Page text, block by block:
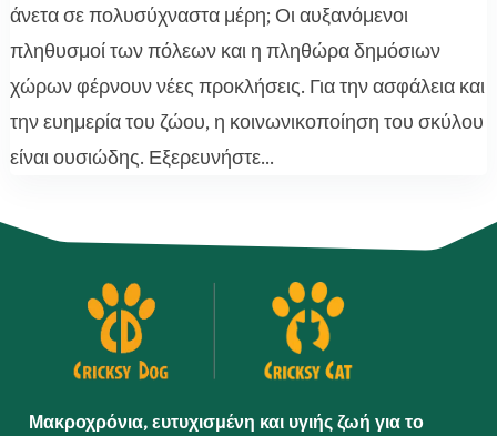
άνετα σε πολυσύχναστα μέρη; Οι αυξανόμενοι
πληθυσμοί των πόλεων και η πληθώρα δημόσιων
χώρων φέρνουν νέες προκλήσεις. Για την ασφάλεια και
την ευημερία του ζώου, η κοινωνικοποίηση του σκύλου
είναι ουσιώδης. Εξερευνήστε...
Μακροχρόνια, ευτυχισμένη και υγιής ζωή για το